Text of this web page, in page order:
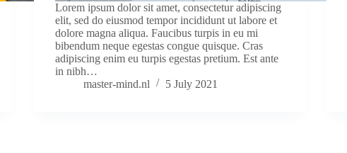
Lorem ipsum dolor sit amet, consectetur adipiscing
elit, sed do eiusmod tempor incididunt ut labore et
dolore magna aliqua. Faucibus turpis in eu mi
bibendum neque egestas congue quisque. Cras
adipiscing enim eu turpis egestas pretium. Est ante
in nibh…
master-mind.nl
5 July 2021